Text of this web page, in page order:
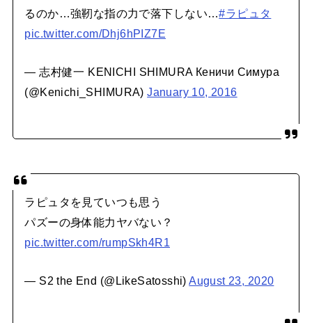
るのか…強靭な指の力で落下しない…#ラピュタ
pic.twitter.com/Dhj6hPIZ7E
— 志村健一 KENICHI SHIMURA Кеничи Симура
(@Kenichi_SHIMURA)January 10, 2016
ラピュタを見ていつも思う
パズーの身体能力ヤバない？
pic.twitter.com/rumpSkh4R1
— S2 the End (@LikeSatosshi)August 23, 2020